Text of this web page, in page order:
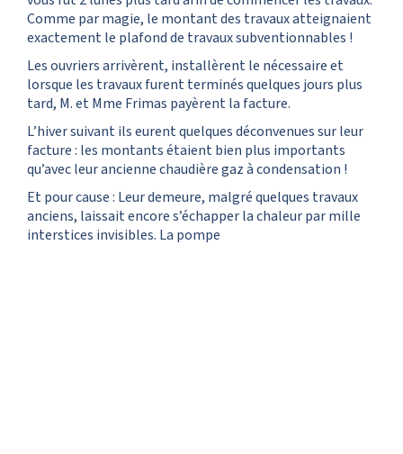
Comme par magie, le montant des travaux atteignaient
exactement le plafond de travaux subventionnables !
Les ouvriers arrivèrent, installèrent le nécessaire et
lorsque les travaux furent terminés quelques jours plus
tard, M. et Mme Frimas payèrent la facture.
L’hiver suivant ils eurent quelques déconvenues sur leur
facture : les montants étaient bien plus importants
qu’avec leur ancienne chaudière gaz à condensation !
Et pour cause : Leur demeure, malgré quelques travaux
anciens, laissait encore s’échapper la chaleur par mille
interstices invisibles. La pompe